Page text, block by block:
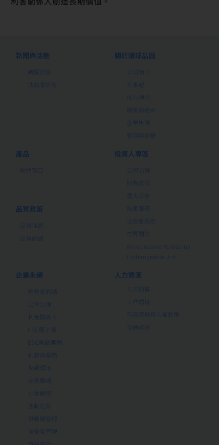
新聞與活動
新聞訊息
法說會訊息
關於環球晶圓
公司簡介
大事紀
核心理念
願景與使命
企業集團
獎項與榮譽
產品
聯絡窗口
品質政策
品質保證
品質認證
投資人專區
公司治理
財務資訊
重大公告
股東服務
法說會訊息
常見問答
Announcements relating
Exchangeable Unit
企業永續
經營者的話
公司治理
利害關係人
ESG電子報
ESG焦點案例
創新與服務
永續環境
友善職場
社會關懷
活動花絮
供應鏈管理
環安衛管理
人力資源
人才招募
工作環境
包容職場與人權政策
交通資訊